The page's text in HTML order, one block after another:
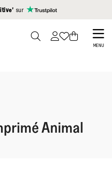
d'accessibilité
sur
MENU
Animal